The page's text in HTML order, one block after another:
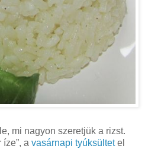
mi nagyon szeretjük a rizst.
a vasárnapi tyúksültetel